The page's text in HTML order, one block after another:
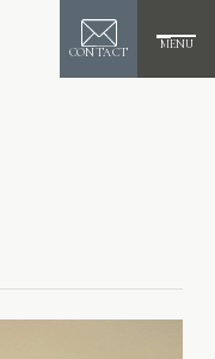
CONTACT
MENU